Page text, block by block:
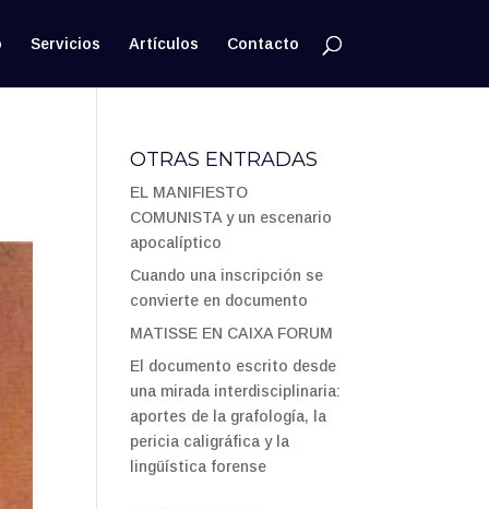
Servicios Artículos Contacto
OTRAS ENTRADAS
EL MANIFIESTO
COMUNISTA y un escenario
apocalíptico
Cuando una inscripción se
convierte en documento
MATISSE EN CAIXA FORUM
El documento escrito desde
una mirada interdisciplinaria:
aportes de la grafología, la
pericia caligráfica y la
lingüística forense